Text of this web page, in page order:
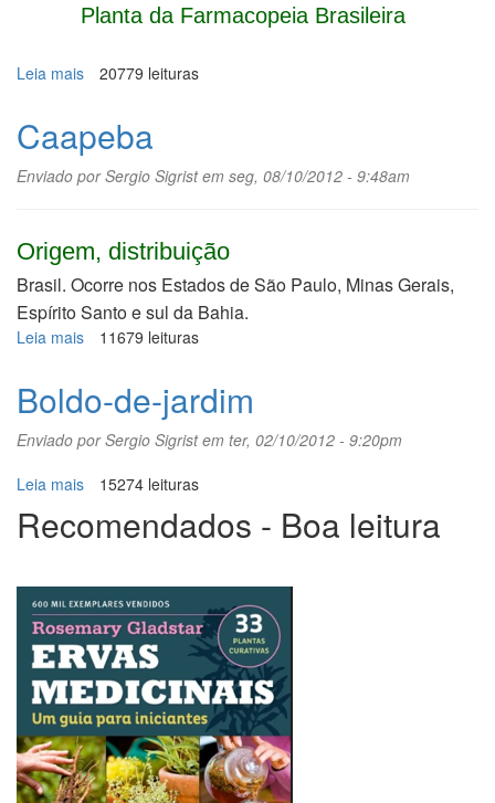
Planta da Farmacopeia Brasileira
Leia mais sobre
20779 leituras
Caapeba
Enviado porSergio Sigristem seg, 08/10/2012 - 9:48am
Origem, distribuição
Brasil. Ocorre nos Estados de São Paulo, Minas Gerais,
Espírito Santo e sul da Bahia.
Leia mais sobre
11679 leituras
Boldo-de-jardim
Enviado porSergio Sigristem ter, 02/10/2012 - 9:20pm
Leia mais sobre
de-
15274 leituras
Recomendados - Boa leitura